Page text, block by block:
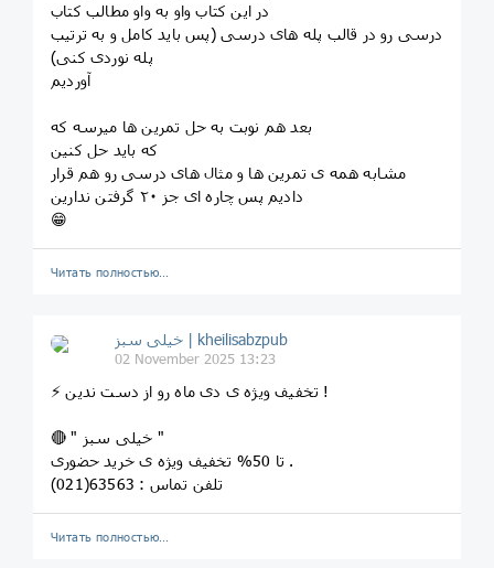
در این کتاب واو به واو مطالب کتاب
درسی رو در قالب پله های درسی (پس باید کامل و به ترتیب
پله نوردی کنی)
آوردیم
بعد هم نوبت به حل تمرین ها میرسه که
که باید حل کنین
مشابه همه ی تمرین ها و مثال های درسی رو هم قرار
دادیم پس چاره ای جز ۲۰ گرفتن ندارین
😁
Читать полностью…
خیلی سبز | kheilisabzpub
02 November 2025 13:23
⚡️ تخفیف ویژه ی دی ماه رو از دست ندین ! ‌
🔴 " خیلی سبز "
تا 50% تخفیف ویژه ی خرید حضوری .
Читать полностью…